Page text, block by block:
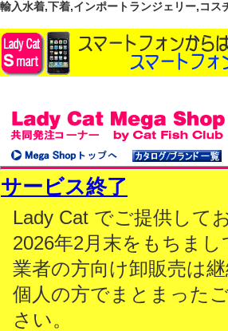
輸入水着,下着,インポートランジェリー,コ
サービス終了
Lady Cat でご提供して
2026年2月末をもちま
業者の方向け卸販売は
個人の方でまとまった
さい。